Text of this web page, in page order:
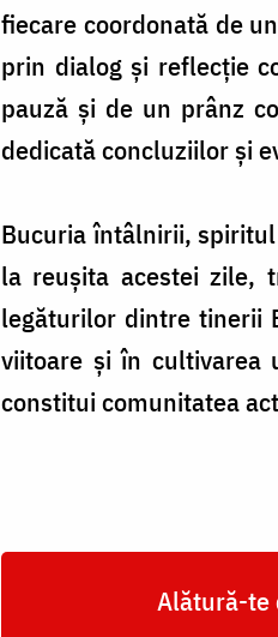
fiecare coordonată de
prin dialog și reflecție
pauză și de un prânz
dedicată concluziilor și
Bucuria întâlnirii,
la reușita acestei zile,
legăturilor dintre tinerii
viitoare și în cultivarea
constitui comunitatea
Alătură-te